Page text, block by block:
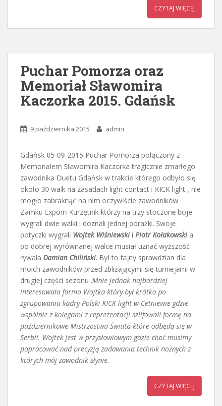
CZYTAJ WIĘCEJ
Puchar Pomorza oraz
Memoriał Sławomira
Kaczorka 2015. Gdańsk
9 października 2015 admin
Gdańsk 05-09-2015 Puchar Pomorza połączony z
Memoriałem Sławomira Kaczorka tragicznie zmarłego
zawodnika Duetu Gdańsk w trakcie którego odbyło się
około 30 walk na zasadach light contact i KICK light , nie
mogło zabraknąć na nim oczywiście zawodników
Zamku Expom Kurzętnik którzy na trzy stoczone boje
wygrali dwie walki i doznali jednej porażki. Swoje
potyczki wygrali Wojtek Wiśniewski i Piotr Kołakowski a
po dobrej wyrównanej walce musiał uznać wyższość
rywala Damian Chiliński. Był to fajny sprawdzian dla
moich zawodników przed zbliżającymi się turniejami w
drugiej części sezonu .Mnie jednak najbardziej
interesowała forma Wojtka który był krótko po
zgrupowaniu kadry Polski KICK light w Cetniewie gdzie
wspólnie z kolegami z reprezentacji szlifowali formę na
październikowe Mistrzostwa Świata które odbędą się w
Serbii. Wojtek jest w przysłowiowym gazie choć musimy
popracować nad precyzją zadawania technik nożnych z
których mój zawodnik słynie.
CZYTAJ WIĘCEJ